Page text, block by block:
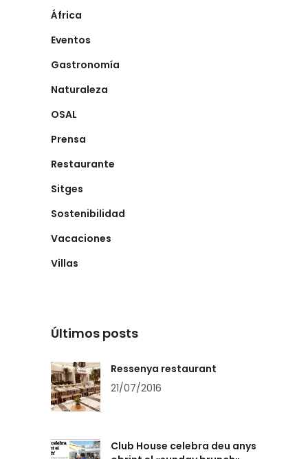
África
Eventos
Gastronomía
Naturaleza
OSAL
Prensa
Restaurante
Sitges
Sostenibilidad
Vacaciones
Villas
Últimos posts
Ressenya restaurant
21/07/2016
Club House celebra deu anys